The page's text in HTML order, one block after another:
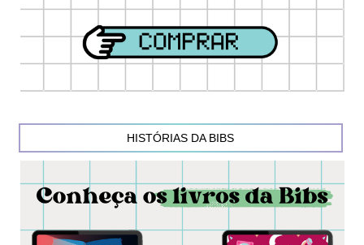
HISTÓRIAS DA BIBS